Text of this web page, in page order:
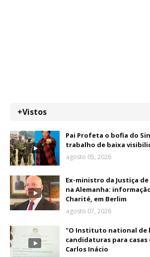
+Vistos
Pai Profeta o bofia do
trabalho de baixa
agosto 05, 2026
Ex-ministro da Justiça
na Alemanha:
Charité, em Berlim
agosto 07, 2026
"O Instituto national de
candidaturas para
Carlos Inácio